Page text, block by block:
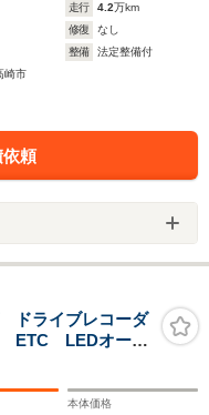
走行 4.2万km
修復
なし
整備
法定整備付
崎市
頼
ライブレコーダ
ETC LEDオート
センサー サイ
ッグ クルーズコ
本体価格